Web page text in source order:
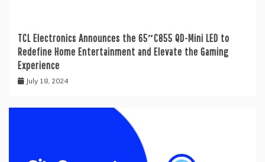
TCL Electronics Announces the 65″C855 QD-Mini LED to
Redefine Home Entertainment and Elevate the Gaming
Experience
July 18, 2024